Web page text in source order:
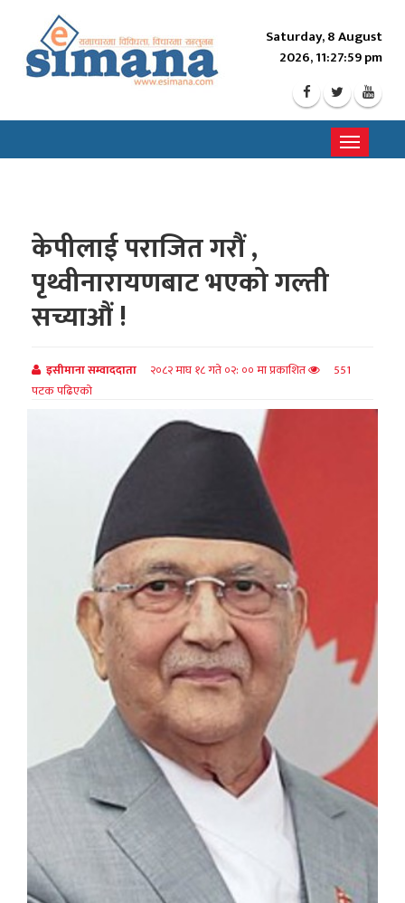
Saturday, 8 August
2026, 11:28:02 pm
Toggle
केपीलाई पराजित गरौं ,
पृथ्वीनारायणबाट भएको गल्ती
सच्याऔं !
इसीमाना सम्वाददाता २०८२ माघ १८ गते ०२: ०० मा प्रकाशित
551
पटक पढिएको